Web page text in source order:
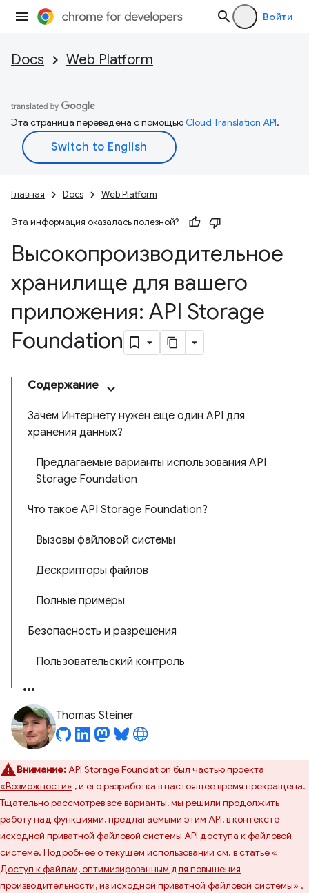
Войти
Docs Web Platform
Эта страница переведена с помощьюCloud Translation API.
Главная Docs Web Platform
Эта информация оказалась полезной?
Высокопроизводительное
хранилище для вашего
приложения: API Storage
Foundation
Содержание
Зачем Интернету нужен еще один API для
хранения данных?
Предлагаемые варианты использования API
Storage Foundation
Что такое API Storage Foundation?
Вызовы файловой системы
Дескрипторы файлов
Полные примеры
Безопасность и разрешения
Пользовательский контроль
Thomas Steiner
Внимание:API Storage Foundation был частьюпроекта
«Возможности» , и его разработка в настоящее время прекращена.
Тщательно рассмотрев все варианты, мы решили продолжить
работу над функциями, предлагаемыми этим API, в контексте
исходной приватной файловой системы API доступа к файловой
системе. Подробнее о текущем использовании см. в статье «
Доступ к файлам, оптимизированным для повышения
производительности, из исходной приватной файловой системы» .